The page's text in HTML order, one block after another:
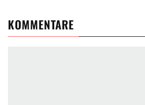
KOMMENTARE